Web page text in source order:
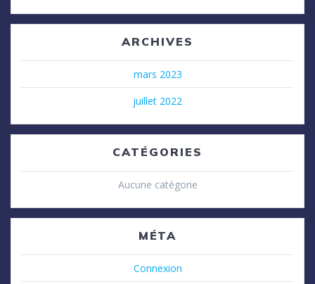
ARCHIVES
mars 2023
juillet 2022
CATÉGORIES
Aucune catégorie
MÉTA
Connexion